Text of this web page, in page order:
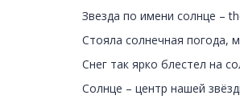
Звезда по имени солнце –
Стояла солнечная погода,
Снег так ярко блестел на
Солнце – центр нашей